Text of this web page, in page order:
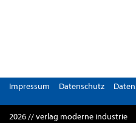
Impressum Datenschutz
2026 // verlag moderne industrie